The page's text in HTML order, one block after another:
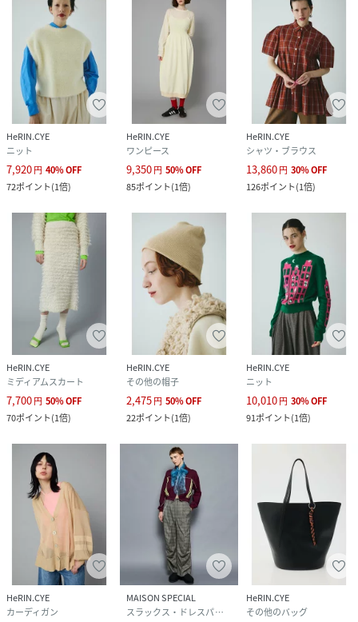
HeRIN.CYE
ニット
7,920円 40%OFF
72ポイント(1倍)
HeRIN.CYE
ワンピース
9,350円 50%OFF
85ポイント(1倍)
HeRIN.CYE
シャツ・ブラウス
13,860円 30%OFF
126ポイント(1倍)
HeRIN.CYE
ミディアムスカート
7,700円 50%OFF
70ポイント(1倍)
HeRIN.CYE
その他の帽子
2,475円 50%OFF
22ポイント(1倍)
HeRIN.CYE
ニット
10,010円 30%OFF
91ポイント(1倍)
HeRIN.CYE
カーディガン
MAISON SPECIAL
スラックス・ドレスパンツ
HeRIN.CYE
その他のバッグ